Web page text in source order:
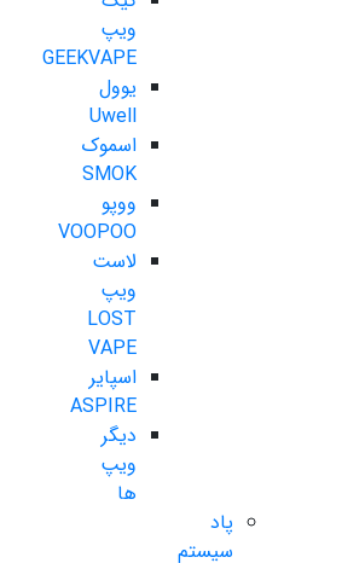
ویپ
GEEKVAPE
یوول
Uwell
اسموک
SMOK
ووپو
VOOPOO
لاست
ویپ
LOST
VAPE
اسپایر
ASPIRE
دیگر
ویپ
ها
پاد
سیستم